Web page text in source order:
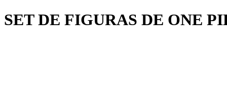
SET DE FIGURAS DE ONE